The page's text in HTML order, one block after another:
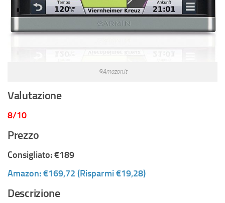
©Amazon.it
Valutazione
8/10
Prezzo
Consigliato: €189
Amazon: €169,72 (Risparmi €19,28)
Descrizione